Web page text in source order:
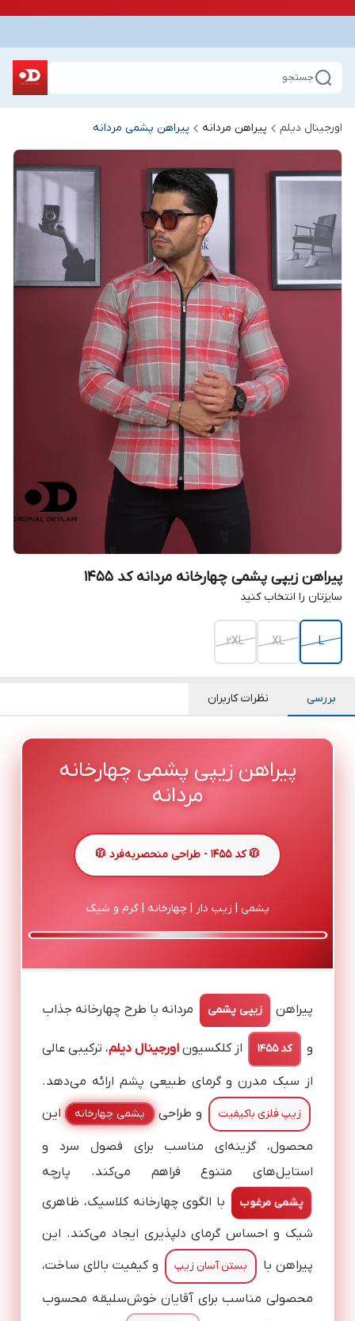
جستجو
اورجینال دیلم پیراهن مردانه پیراهن پشمی مردانه
پیراهن زیپی پشمی چهارخانه مردانه کد ۱۴۵۵
سایزتان را انتخاب کنید
L
XL
2XL
بررسی نظرات کاربران
پیراهن زیپی پشمی چهارخانه
مردانه
🧥 کد ۱۴۵۵ - طراحی منحصربه‌فرد 🧥
پشمی | زیپ دار | چهارخانه | گرم و شیک
پیراهن زیپی پشمی مردانه با طرح چهارخانه جذاب
و کد ۱۴۵۵ از کلکسیون اورجینال دیلم، ترکیبی عالی
از سبک مدرن و گرمای طبیعی پشم ارائه می‌دهد.
زیپ فلزی باکیفیت و طراحی پشمی چهارخانه این
محصول، گزینه‌ای مناسب برای فصول سرد و
استایل‌های متنوع فراهم می‌کند. پارچه
پشمی مرغوب
با الگوی چهارخانه کلاسیک، ظاهری
شیک و احساس گرمای دلپذیری ایجاد می‌کند. این
پیراهن با
بستن آسان زیپ و کیفیت بالای ساخت،
محصولی مناسب برای آقایان خوش‌سلیقه محسوب